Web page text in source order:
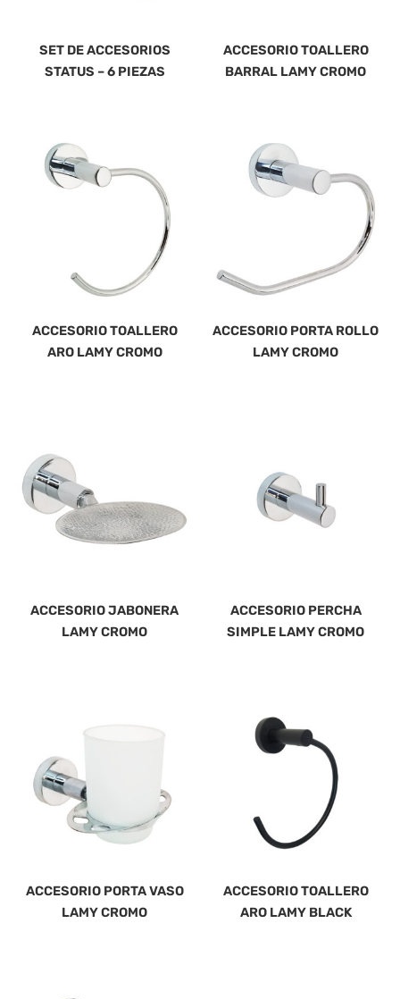
SET DE ACCESORIOS
STATUS – 6 PIEZAS
ACCESORIO TOALLERO
BARRAL LAMY CROMO
ACCESORIO TOALLERO
ARO LAMY CROMO
ACCESORIO PORTA ROLLO
LAMY CROMO
ACCESORIO JABONERA
LAMY CROMO
ACCESORIO PERCHA
SIMPLE LAMY CROMO
ACCESORIO PORTA VASO
LAMY CROMO
ACCESORIO TOALLERO
ARO LAMY BLACK